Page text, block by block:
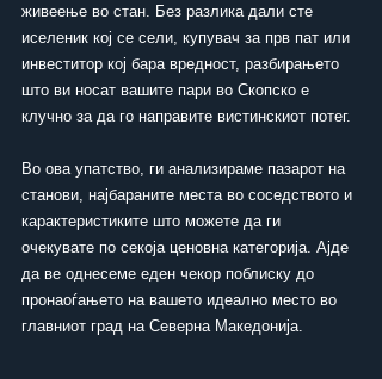
живеење во стан. Без разлика дали сте
иселеник кој се сели, купувач за прв пат или
инвеститор кој бара вредност, разбирањето
што ви носат вашите пари во Скопско е
клучно за да го направите вистинскиот потег.
Во ова упатство, ги анализираме пазарот на
станови, најбараните места во соседството и
карактеристиките што можете да ги
очекувате по секоја ценовна категорија. Ајде
да ве однесеме еден чекор поблиску до
пронаоѓањето на вашето идеално место во
главниот град на Северна Македонија.